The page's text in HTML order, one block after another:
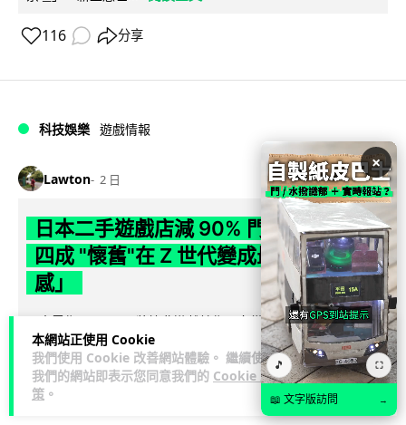
本網站正使用 Cookie
我們使用 Cookie 改善網站體驗。 繼續使用
我們的網站即表示您同意我們的 Cookie 政
策 。
116 分享
科技娛樂 遊戲情報
Lawton 2 日
日本二手遊戲店減 90% 門市 業績反增
四成 "懷舊"在 Z 世代變成最潮「新鮮
感」
日本零售巨頭 GEO 將懷舊遊戲銷售門市從 1,000 間大幅減至
99 間，但銷售額卻不降反升至過往的 1.4 倍。做到「減店增
收」奇蹟，... 閱讀全文
262
×
🎵 ⛶
📖 文字版訪問 →